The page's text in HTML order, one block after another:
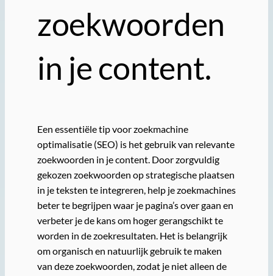
zoekwoorden
in je content.
Een essentiële tip voor zoekmachine
optimalisatie (SEO) is het gebruik van relevante
zoekwoorden in je content. Door zorgvuldig
gekozen zoekwoorden op strategische plaatsen
in je teksten te integreren, help je zoekmachines
beter te begrijpen waar je pagina’s over gaan en
verbeter je de kans om hoger gerangschikt te
worden in de zoekresultaten. Het is belangrijk
om organisch en natuurlijk gebruik te maken
van deze zoekwoorden, zodat je niet alleen de